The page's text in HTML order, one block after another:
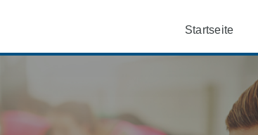
Startseite